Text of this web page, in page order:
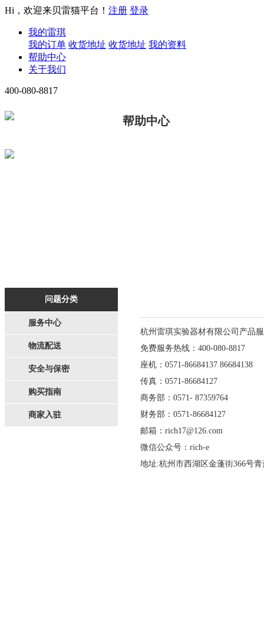
Hi，欢迎来贝雷猫平台！ 注册 登录
我的雷琪
我的订单 收货地址 收货地址 我的资料
帮助中心
关于我们
400-080-8817
帮助中心
问题分类
服务中心
物流配送
安全与保密
购买指南
商家入驻
杭州雷琪实验器材有限公司产品
免费服务热线：400-080-8817
座机：0571-86684137 86684138
传真：0571-86684127
商务部：0571- 87359764
财务部：0571-86684127
邮箱：rich17@126.com
微信公众号：rich-e
地址:杭州市西湖区金蓬街366号